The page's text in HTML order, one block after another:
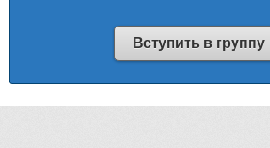
Вступить в группу